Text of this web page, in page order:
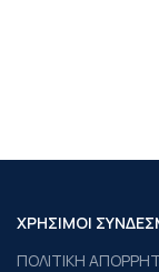
ΧΡΗΣΙΜΟΙ
ΠΟΛΙΤΙΚΗ